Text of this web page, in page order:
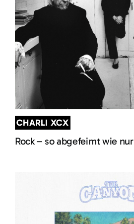
CHARLI XCX
Rock – so abgefeimt wie nur